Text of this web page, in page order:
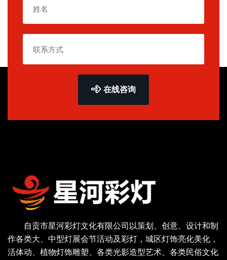
在线咨询
自贡市星河彩灯文化有限公司以策划、创意、设计和制
作各类大、中型灯展会节活动及彩灯，城区灯饰亮化美化，
活体动、植物灯饰雕塑、各类光影造型艺术、各类民俗文化